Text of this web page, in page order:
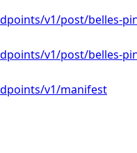
v1/post/belles-
v1/post/belles-
v1/manifest